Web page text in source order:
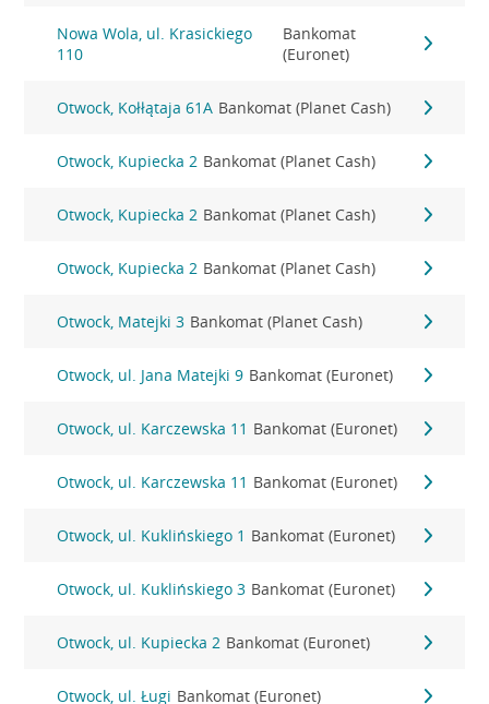
Nowa Wola, ul. Krasickiego
110
Bankomat
(Euronet)
Otwock, Kołłątaja 61A Bankomat (Planet Cash)
Otwock, Kupiecka 2 Bankomat (Planet Cash)
Otwock, Kupiecka 2 Bankomat (Planet Cash)
Otwock, Kupiecka 2 Bankomat (Planet Cash)
Otwock, Matejki 3 Bankomat (Planet Cash)
Otwock, ul. Jana Matejki 9 Bankomat (Euronet)
Otwock, ul. Karczewska 11 Bankomat (Euronet)
Otwock, ul. Karczewska 11 Bankomat (Euronet)
Otwock, ul. Kuklińskiego 1 Bankomat (Euronet)
Otwock, ul. Kuklińskiego 3 Bankomat (Euronet)
Otwock, ul. Kupiecka 2 Bankomat (Euronet)
Otwock, ul. Ługi Bankomat (Euronet)